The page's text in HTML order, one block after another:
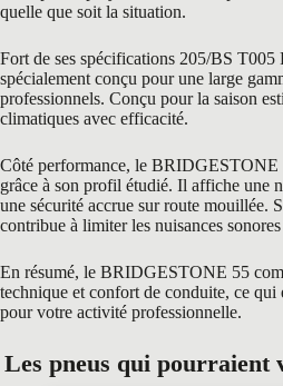
quelle que soit la situation.
Fort de ses spécifications 205/BS T005
spécialement conçu pour une large
professionnels. Conçu pour la saison
climatiques avec efficacité.
Côté performance, le BRIDGESTONE
grâce à son profil étudié. Il affiche une
une sécurité accrue sur route mouillée.
contribue à limiter les nuisances
En résumé, le BRIDGESTONE 55
technique et confort de conduite, ce
pour votre activité professionnelle.
Les pneus qui pourraient